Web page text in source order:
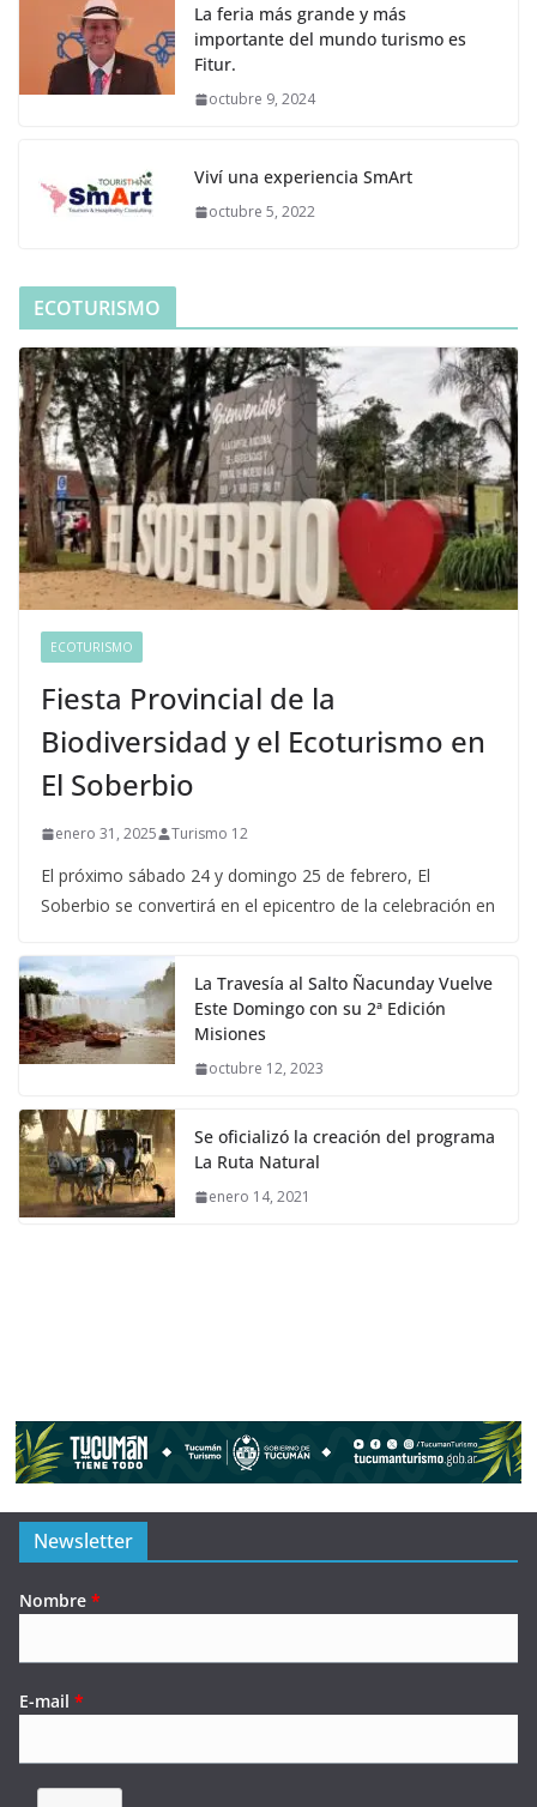
La feria más grande y más
importante del mundo turismo es
Fitur.
octubre 9, 2024
Viví una experiencia SmArt
octubre 5, 2022
ECOTURISMO
ECOTURISMO
Fiesta Provincial de la
Biodiversidad y el Ecoturismo en
El Soberbio
enero 31, 2025 Turismo 12
El próximo sábado 24 y domingo 25 de febrero, El
Soberbio se convertirá en el epicentro de la celebración en
La Travesía al Salto Ñacunday Vuelve
Este Domingo con su 2ª Edición
Misiones
octubre 12, 2023
Se oficializó la creación del programa
La Ruta Natural
enero 14, 2021
Newsletter
Nombre *
E-mail *